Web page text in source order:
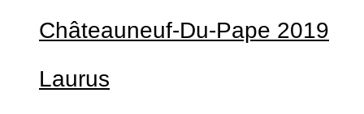
Châteauneuf-Du-Pape 2019
Laurus